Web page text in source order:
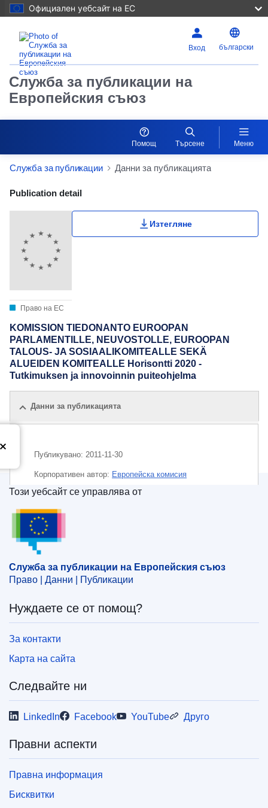
Официален уебсайт на ЕС
Вход български
Служба за публикации на
Европейския съюз
Помощ Търсене Меню
Служба за публикации Данни за публикацията
Publication Detail Actions Portlet
Publication detail
Право на ЕС
Изтегляне
KOMISSION TIEDONANTO EUROOPAN
PARLAMENTILLE, NEUVOSTOLLE, EUROOPAN
TALOUS- JA SOSIAALIKOMITEALLE SEKÄ
ALUEIDEN KOMITEALLE Horisontti 2020 -
Tutkimuksen ja innovoinnin puiteohjelma
Данни за публикацията
Публикувано: 2011-11-30
Корпоративен aвтор: Европейска комисия
политика на ЕС
предприятия
програма за НИР
CELEX : 52011DC0808
COMNAT : COM_2011_0808_FIN
Служба за публикации на Европейския съюз
Този уебсайт се управлява от
Служба за публикации на Европейския съюз
Право | Данни | Публикации
Нуждаете се от помощ?
За контакти
Карта на сайта
Следвайте ни
LinkedIn Facebook YouTube Друго
Правни аспекти
Правна информация
Бисквитки